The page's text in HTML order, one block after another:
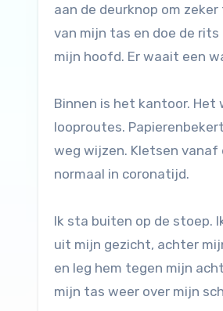
aan de deurknop om
van mijn tas en doe de
mijn hoofd. Er waait een
Binnen is het kantoor. Het
looproutes.
weg wijzen. Kletsen vanaf
normaal in coronatijd.
Ik sta buiten op de stoep.
uit mijn gezicht, achter
en leg hem tegen mijn
mijn tas weer over mijn